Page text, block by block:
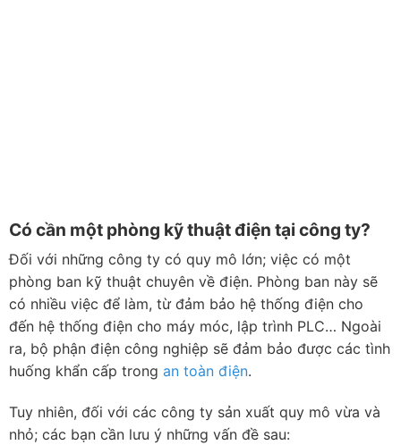
Có cần một phòng kỹ thuật điện tại công ty?
Đối với những công ty có quy mô lớn; việc có một
phòng ban kỹ thuật chuyên về điện. Phòng ban này sẽ
có nhiều việc để làm, từ đảm bảo hệ thống điện cho
đến hệ thống điện cho máy móc, lập trình PLC… Ngoài
ra, bộ phận điện công nghiệp sẽ đảm bảo được các tình
huống khẩn cấp trong an toàn điện.
Tuy nhiên, đối với các công ty sản xuất quy mô vừa và
nhỏ; các bạn cần lưu ý những vấn đề sau: